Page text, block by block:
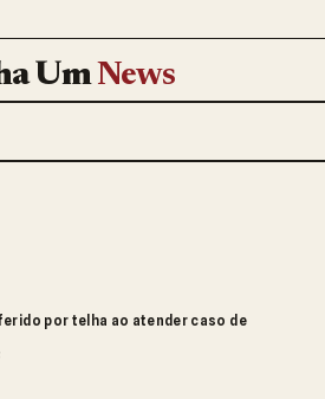
UmNews
por telha ao atender caso de